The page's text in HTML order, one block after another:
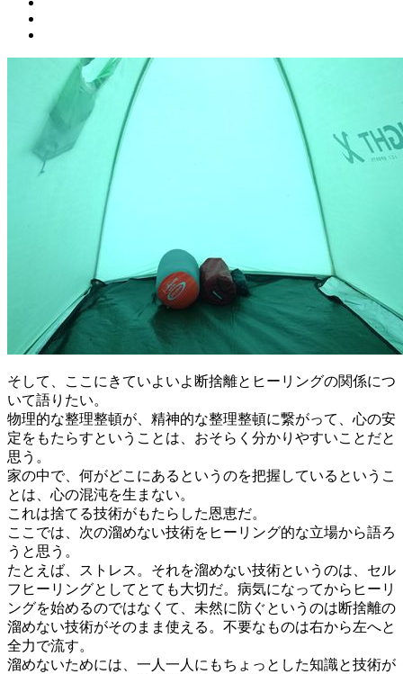
そして、ここにきていよいよ断捨離とヒーリングの関係につ
いて語りたい。
物理的な整理整頓が、精神的な整理整頓に繋がって、心の安
定をもたらすということは、おそらく分かりやすいことだと
思う。
家の中で、何がどこにあるというのを把握しているというこ
とは、心の混沌を生まない。
これは捨てる技術がもたらした恩恵だ。
ここでは、次の溜めない技術をヒーリング的な立場から語ろ
うと思う。
たとえば、ストレス。それを溜めない技術というのは、セル
フヒーリングとしてとても大切だ。病気になってからヒーリ
ングを始めるのではなくて、未然に防ぐというのは断捨離の
溜めない技術がそのまま使える。不要なものは右から左へと
全力で流す。
溜めないためには、一人一人にもちょっとした知識と技術が